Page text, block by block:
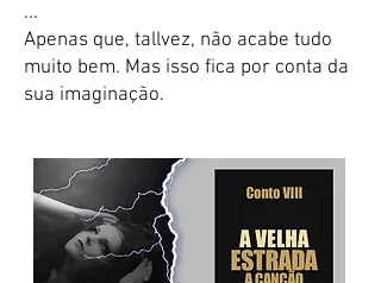
...
Apenas que, tallvez, não acabe tudo
muito bem. Mas isso fica por conta da
sua imaginação.